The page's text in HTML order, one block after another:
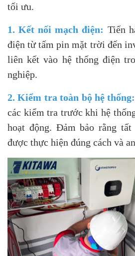
tối ưu.
1. Kết nối mạch điện: Tiến
điện từ tấm pin mặt trời đến
liên kết vào hệ thống điện
nghiệp.
2. Kiểm tra toàn bộ hệ thống:
các kiểm tra trước khi hệ
hoạt động. Đảm bảo rằng
được thực hiện đúng cách và